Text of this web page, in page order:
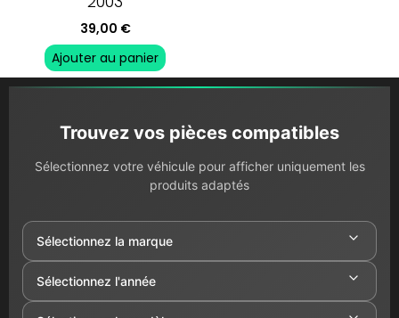
39,00 €
Ajouter au panier
Trouvez vos pièces compatibles
Sélectionnez votre véhicule pour afficher uniquement les
produits adaptés